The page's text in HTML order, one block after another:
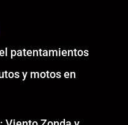
patentamientos
y motos en